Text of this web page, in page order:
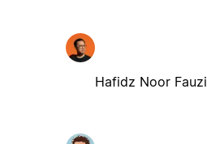
Hafidz Noor Fauzi